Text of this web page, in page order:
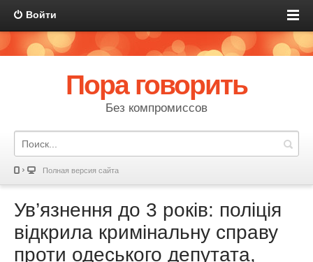
Войти
Пора говорить
Без компромиссов
Полная версия сайта
Ув’язнення до 3 років: поліція
відкрила кримінальну справу
проти одеського депутата,